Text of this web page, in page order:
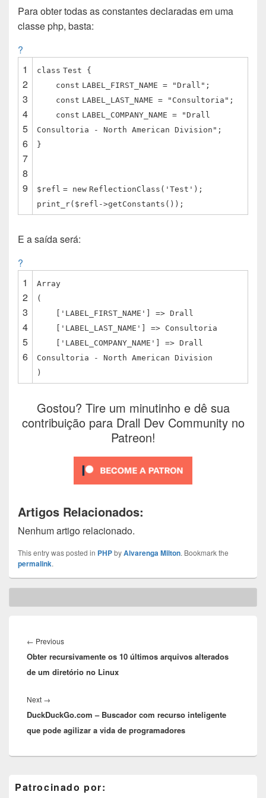
b
o
k
s
A
p
t
e
e
n
i
e
s
l
Para obter todas as constantes declaradas em uma
classe php, basta:
?
1
2
3
4
5
6
7
8
9
class Test {
const LABEL_FIRST_NAME = "Drall" ;
const LABEL_LAST_NAME = "Consultoria" ;
const LABEL_COMPANY_NAME =
"Drall
Consultoria - North American Division" ;
}
$refl = new ReflectionClass( 'Test' );
print_r( $refl ->getConstants());
E a saída será:
?
1
2
3
4
5
6
Array
(
[ 'LABEL_FIRST_NAME' ] => Drall
[ 'LABEL_LAST_NAME' ] => Consultoria
[ 'LABEL_COMPANY_NAME' ] => Drall
Consultoria - North American Division
)
Gostou? Tire um minutinho e dê sua
contribuição para Drall Dev Community no
Patreon!
Artigos Relacionados:
Nenhum artigo relacionado.
This entry was posted in PHPbyAlvarenga Milton. Bookmark the
permalink.
navigation
← PreviousPrevious
post:
Obter recursivamente os 10 últimos arquivos alterados
de um diretório no Linux
Next →
post:
DuckDuckGo.com – Buscador com recurso inteligente
que pode agilizar a vida de programadores
Sidebar
Patrocinado por: